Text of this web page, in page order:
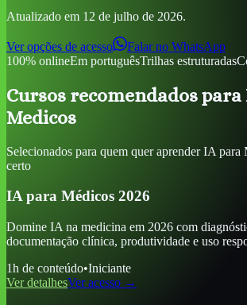
Atualizado em 12 de julho de 2026.
Ver opções de acesso
Falar no WhatsApp
100% onlineEm portuguêsTrilhas estruturadas
Cursos recomendados para
Medicos
Selecionados para quem quer aprenderIA para
certo
IA para Médicos 2026
Domine IA na medicina em 2026 com
documentação clínica, produtividade e uso
1h de conteúdo•Iniciante
Ver detalhesVer acesso →